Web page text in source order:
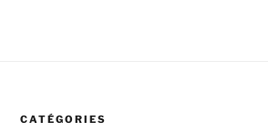
CATÉGORIES